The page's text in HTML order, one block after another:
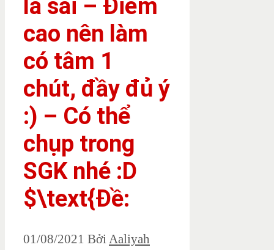
là sai – Điểm
cao nên làm
có tâm 1
chút, đầy đủ ý
:) – Có thể
chụp trong
SGK nhé :D
$\text{Đề:
01/08/2021 BởiAaliyah